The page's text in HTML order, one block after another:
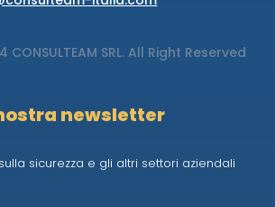
SRL. All Right Reserved
newsletter
sicurezza e gli altri settori aziendali